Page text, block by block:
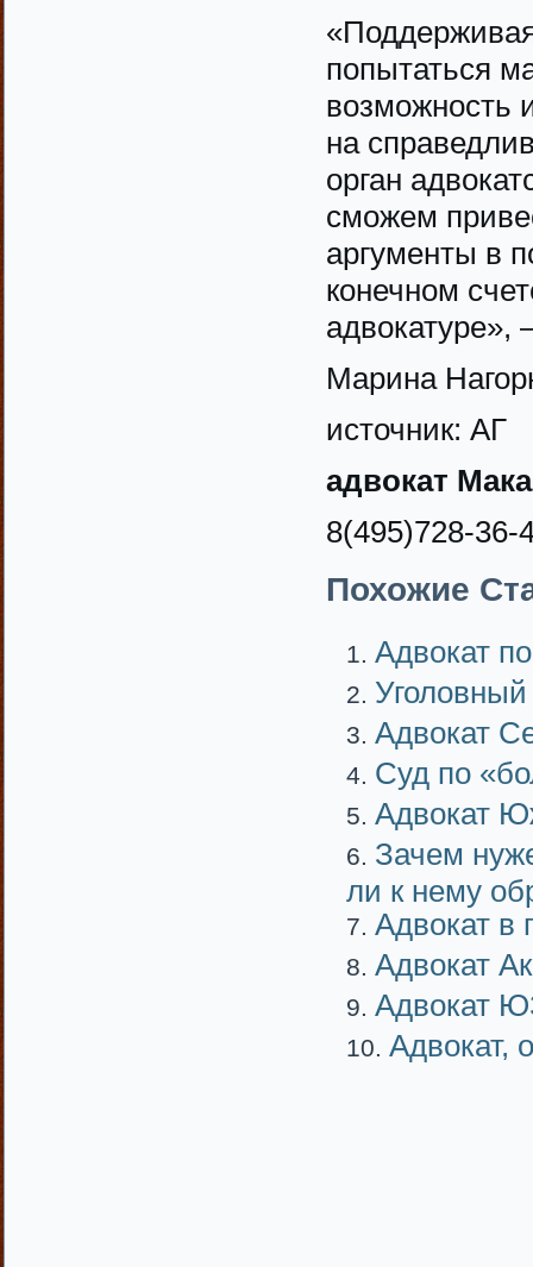
попытаться
возможность
на
орган
сможем
аргументы в
конечном
адвокатуре»,
Марина
источник: АГ
адвокат
8(495)728-36-
Похожие
Адвокат
Адвокат
Суд по
Адвокат
Зачем
ли к нему
Адвокат в
Адвокат
Адвокат
Адвокат,